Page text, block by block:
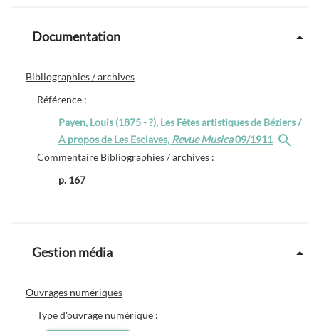
Documentation
Bibliographies / archives
Référence :
Payen, Louis (1875 - ?), Les Fêtes artistiques de Béziers /
A propos de Les Esclaves, Revue Musica09/1911
Commentaire Bibliographies / archives :
p. 167
Gestion média
Ouvrages numériques
Type d'ouvrage numérique :